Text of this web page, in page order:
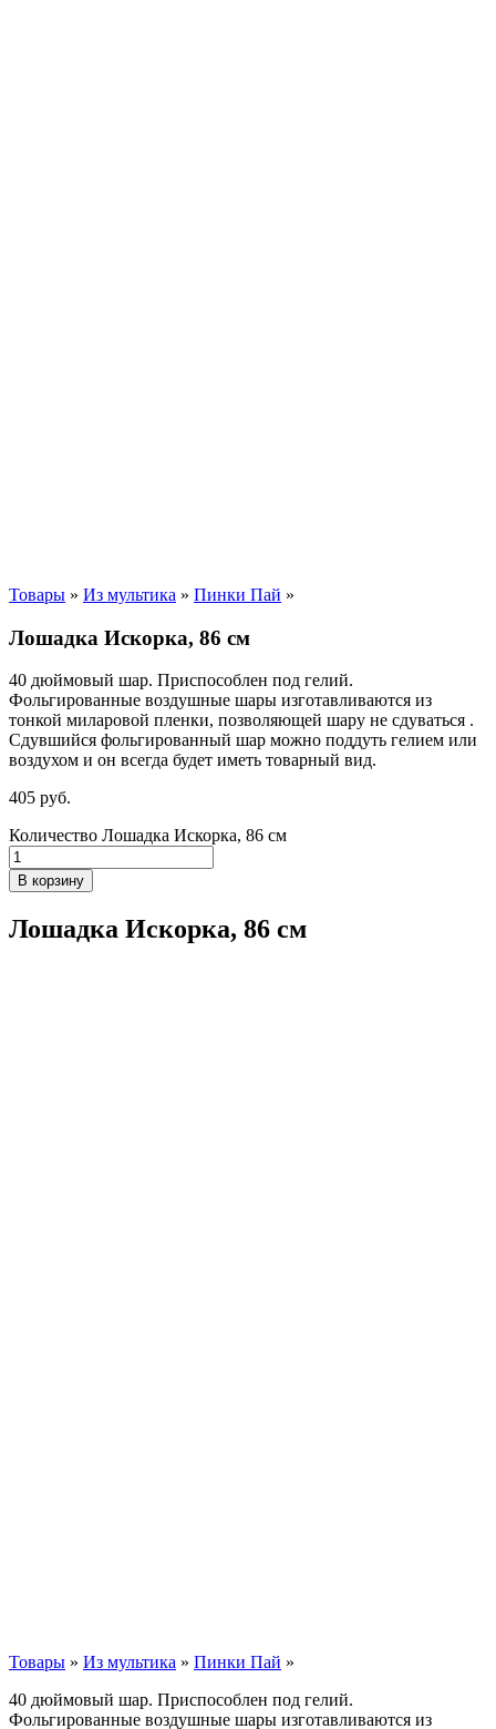
Товары » Из мультика » Пинки Пай »
Лошадка Искорка, 86 см
40 дюймовый шар. Приспособлен под гелий.
Фольгированные воздушные шары изготавливаются из
тонкой миларовой пленки, позволяющей шару не сдуваться .
Сдувшийся фольгированный шар можно поддуть гелием или
воздухом и он всегда будет иметь товарный вид.
405 руб.
Количество Лошадка Искорка, 86 см
В корзину
Лошадка Искорка, 86 см
Товары » Из мультика » Пинки Пай »
40 дюймовый шар. Приспособлен под гелий.
Фольгированные воздушные шары изготавливаются из